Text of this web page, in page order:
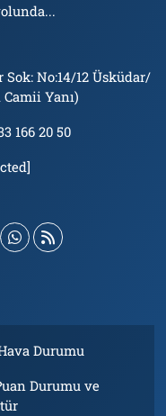
No:14/12 Üsküdar/
Yanı)
166 20 50
Durumu
Durumu ve